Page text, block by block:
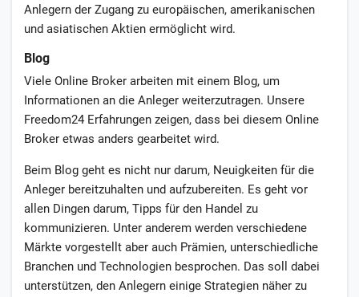
Anlegern der Zugang zu europäischen, amerikanischen
und asiatischen Aktien ermöglicht wird.
Blog
Viele Online Broker arbeiten mit einem Blog, um
Informationen an die Anleger weiterzutragen. Unsere
Freedom24 Erfahrungen zeigen, dass bei diesem Online
Broker etwas anders gearbeitet wird.
Beim Blog geht es nicht nur darum, Neuigkeiten für die
Anleger bereitzuhalten und aufzubereiten. Es geht vor
allen Dingen darum, Tipps für den Handel zu
kommunizieren. Unter anderem werden verschiedene
Märkte vorgestellt aber auch Prämien, unterschiedliche
Branchen und Technologien besprochen. Das soll dabei
unterstützen, den Anlegern einige Strategien näher zu